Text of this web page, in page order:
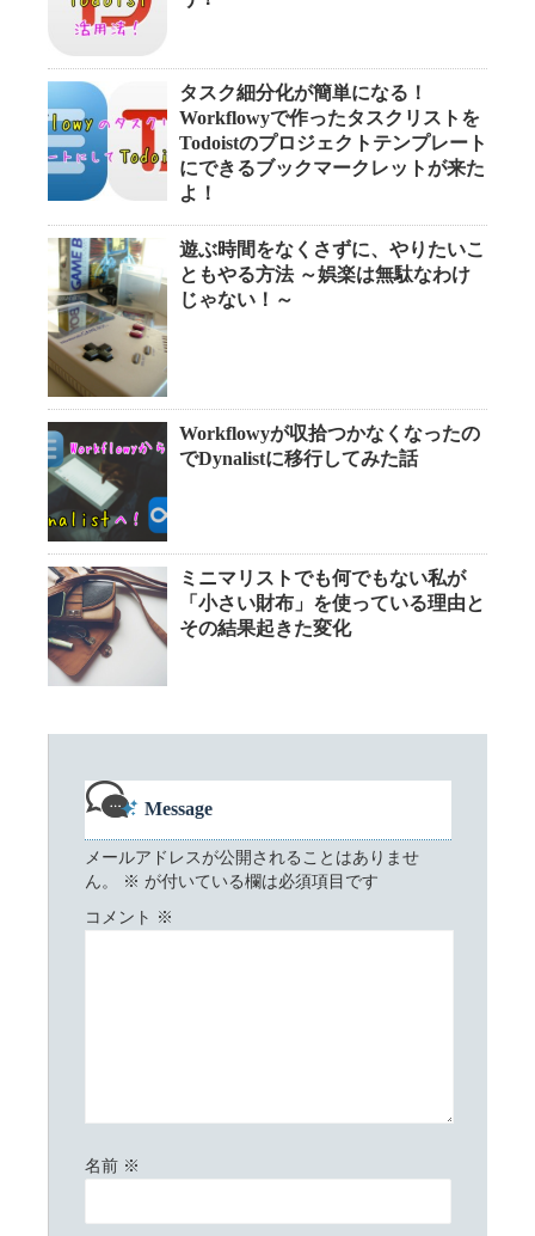
タスク細分化が簡単になる！
Workflowyで作ったタスクリストを
Todoistのプロジェクトテンプレート
にできるブックマークレットが来た
よ！
遊ぶ時間をなくさずに、やりたいこ
ともやる方法 ～娯楽は無駄なわけ
じゃない！～
Workflowyが収拾つかなくなったの
でDynalistに移行してみた話
ミニマリストでも何でもない私が
「小さい財布」を使っている理由と
その結果起きた変化
Message
メールアドレスが公開されることはありませ
ん。
※ が付いている欄は必須項目です
コメント ※
名前 ※